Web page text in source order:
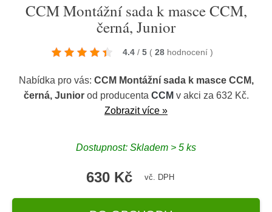
CCM Montážní sada k masce CCM,
černá, Junior
4.4 / 5 ( 28 hodnocení )
Nabídka pro vás: CCM Montážní sada k masce CCM,
černá, Juniorod producenta CCM v akci za 632 Kč.
Zobrazit více »
Dostupnost: Skladem > 5 ks
630 Kč vč. DPH